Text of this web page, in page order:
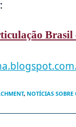
:
Brasil
, NOTÍCIAS SOBRE